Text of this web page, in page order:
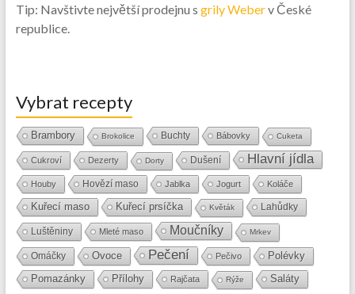
Tip: Navštivte největší prodejnu s grily Weberv České
republice.
Vybrat recepty
Brambory Brokolice Buchty Bábovky Cuketa
Cukroví Dezerty Dorty Dušení Hlavní jídla
Houby Hovězí maso Jablka Jogurt Koláče
Kuřecí maso Kuřecí prsíčka Květák Lahůdky
Luštěniny Mleté maso Moučníky Mrkev
Omáčky Ovoce Pečení Pečivo Polévky
Pomazánky Přílohy Rajčata Rýže
Saláty